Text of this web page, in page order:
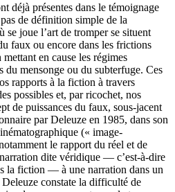
déjà présentes dans le témoignage
de définition simple de la
se joue l’art de tromper se situent
faux ou encore dans les frictions
en cause les régimes
du mensonge ou du subterfuge. Ces
rapports à la fiction à travers
possibles et, par ricochet, nos
de puissances du faux, sous-jacent
par Deleuze en 1985, dans son
(« image-
le rapport du réel et de
dite véridique — c’est-à-dire
la fiction — à une narration dans un
constate la difficulté de